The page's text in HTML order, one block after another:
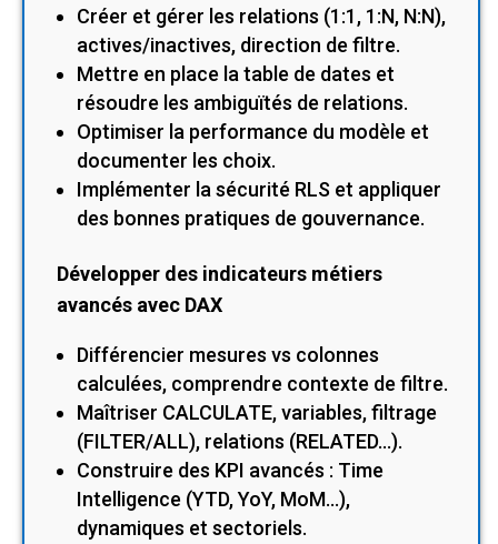
Créer et gérer les relations (1:1, 1:N, N:N),
actives/inactives, direction de filtre.
Mettre en place la table de dates et
résoudre les ambiguïtés de relations.
Optimiser la performance du modèle et
documenter les choix.
Implémenter la sécurité RLS et appliquer
des bonnes pratiques de gouvernance.
Développer des indicateurs métiers
avancés avec DAX
Différencier mesures vs colonnes
calculées, comprendre contexte de filtre.
Maîtriser CALCULATE, variables, filtrage
(FILTER/ALL), relations (RELATED…).
Construire des KPI avancés : Time
Intelligence (YTD, YoY, MoM…),
dynamiques et sectoriels.